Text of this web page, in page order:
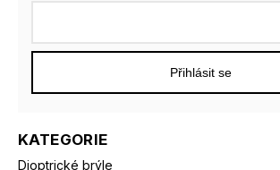
KATEGORIE
Dioptrické brýle
Přihlásit se